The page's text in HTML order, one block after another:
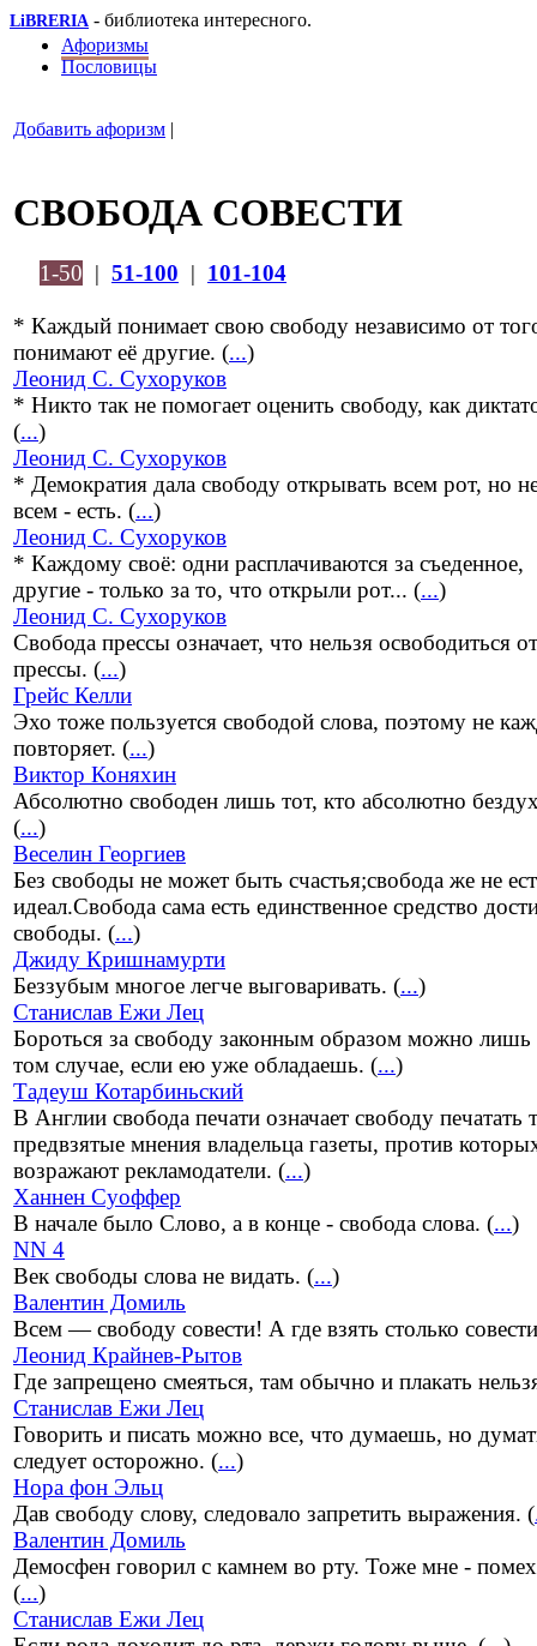
LiBRERIA - библиотека интересного.
Афоризмы
Пословицы
Добавить афоризм |
СВОБОДА СОВЕСТИ
1-50 | 51-100 | 101-104
* Каждый понимает свою свободу независимо от
понимают её другие. (...)
Леонид С. Сухоруков
* Никто так не помогает оценить свободу, как
(...)
Леонид С. Сухоруков
* Демократия дала свободу открывать всем рот, но
всем - есть. (...)
Леонид С. Сухоруков
* Каждому своё: одни расплачиваются за съеденное,
другие - только за то, что открыли рот... (...)
Леонид С. Сухоруков
Свобода прессы означает, что нельзя освободиться от
прессы. (...)
Грейс Келли
Эхо тоже пользуется свободой слова, поэтому не
повторяет. (...)
Виктор Коняхин
Абсолютно свободен лишь тот, кто абсолютно
(...)
Веселин Георгиев
Без свободы не может быть счастья;свобода же не
идеал.Свобода сама есть единственное средство
свободы. (...)
Джиду Кришнамурти
Беззубым многое легче выговаривать. (...)
Станислав Ежи Лец
Бороться за свободу законным образом можно лишь
том случае, если ею уже обладаешь. (...)
Тадеуш Котарбиньский
В Англии свобода печати означает свободу печатать
предвзятые мнения владельца газеты, против
возражают рекламодатели. (...)
Ханнен Суоффер
В начале было Слово, а в конце - свобода слова. (...)
NN 4
Век свободы слова не видать. (...)
Валентин Домиль
Всем — свободу совести! А где взять столько
Леонид Крайнев-Рытов
Где запрещено смеяться, там обычно и плакать
Станислав Ежи Лец
Говорить и писать можно все, что думаешь, но
следует осторожно. (...)
Нора фон Эльц
Дав свободу слову, следовало запретить выражения. (
Валентин Домиль
Демосфен говорил с камнем во рту. Тоже мне -
(...)
Станислав Ежи Лец